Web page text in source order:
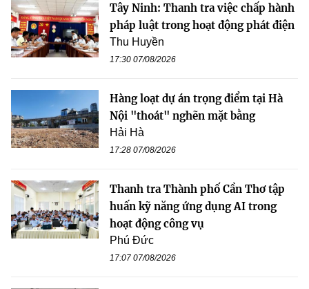
Tây Ninh: Thanh tra việc chấp hành
pháp luật trong hoạt động phát điện
Thu Huyền
17:30 07/08/2026
Hàng loạt dự án trọng điểm tại Hà
Nội "thoát" nghẽn mặt bằng
Hải Hà
17:28 07/08/2026
Thanh tra Thành phố Cần Thơ tập
huấn kỹ năng ứng dụng AI trong
hoạt động công vụ
Phú Đức
17:07 07/08/2026